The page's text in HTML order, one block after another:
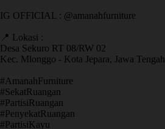
IG OFFICIAL : @amanahfurniture
📍 Lokasi :
Desa Sekuro RT 08/RW 02
Kec. Mlonggo - Kota Jepara, Jawa Tengah
​#AmanahFurniture
​#SekatRuangan
​#PartisiRuangan
​#PenyekatRuangan
​#PartisiKayu